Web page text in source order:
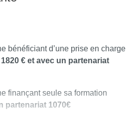
d'identité ou passeport)
le niveau d'accès à la
recto-verso du titre de séjour ou
cours de validité
bénéficiant d’une prise en charge
1820 € et avec un partenariat
finançant seule sa formation
partenariat 1070€